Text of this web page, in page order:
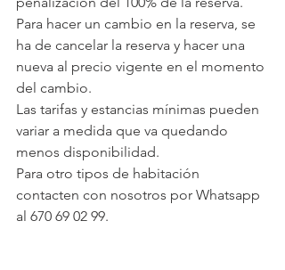
Para hacer un cambio en la reserva, se
ha de cancelar la reserva y hacer una
nueva al precio vigente en el momento
del cambio.
Las tarifas y estancias mínimas pueden
variar a medida que va quedando
menos disponibilidad.
Para otro tipos de habitación
contacten con nosotros por Whatsapp
al 670 69 02 99.